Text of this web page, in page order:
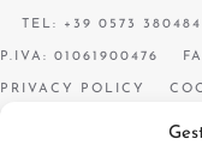
TEL: +39 0573 380484
P.IVA: 01061900476
PRIVACY POLICY